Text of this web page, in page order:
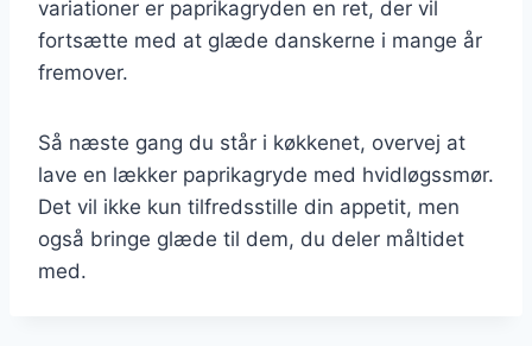
variationer er paprikagryden en ret, der vil
fortsætte med at glæde danskerne i mange år
fremover.
Så næste gang du står i køkkenet, overvej at
lave en lækker paprikagryde med hvidløgssmør.
Det vil ikke kun tilfredsstille din appetit, men
også bringe glæde til dem, du deler måltidet
med.